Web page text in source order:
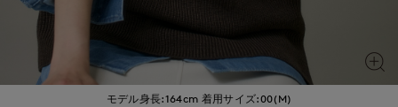
モデル身長:164cm 着用サイズ:00(M)